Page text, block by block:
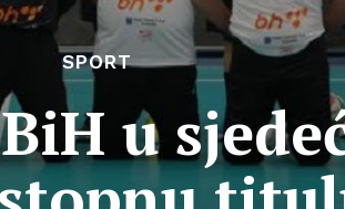
SPORT
u